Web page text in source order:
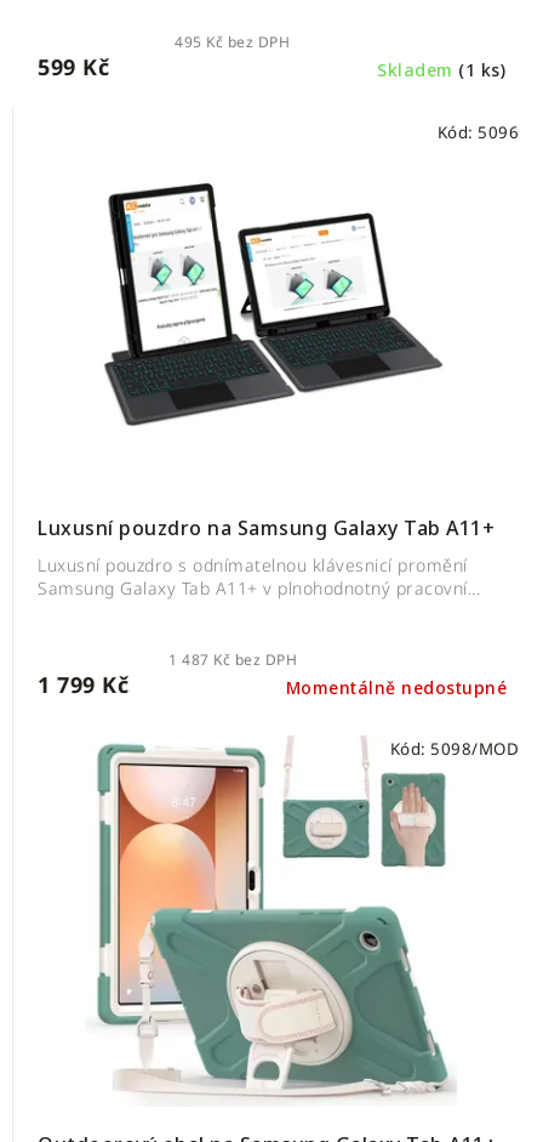
Skladem (1 ks)
495 Kč bez DPH
599 Kč
Luxusní pouzdro na Samsung Galaxy Tab A11+
Momentálně nedostupné
1 487 Kč bez DPH
1 799 Kč
Luxusní pouzdro s odnímatelnou klávesnicí promění
Samsung Galaxy Tab A11+ v plnohodnotný pracovní...
Kód: 5096
Kód: 5098/MOD